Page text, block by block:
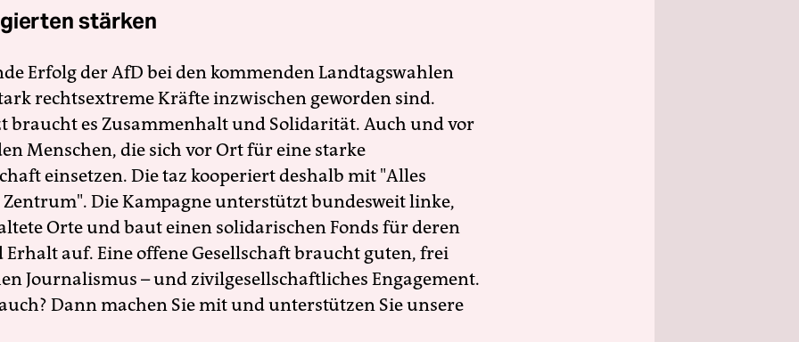
stärken
Erfolg der AfD bei den kommenden Landtagswahlen
rechtsextreme Kräfte inzwischen geworden sind.
braucht es Zusammenhalt und Solidarität. Auch und vor
Menschen, die sich vor Ort für eine starke
einsetzen. Die taz kooperiert deshalb mit "Alles
Die Kampagne unterstützt bundesweit linke,
Orte und baut einen solidarischen Fonds für deren
Erhalt auf. Eine offene Gesellschaft braucht guten, frei
Journalismus – und zivilgesellschaftliches Engagement.
Dann machen Sie mit und unterstützen Sie unsere